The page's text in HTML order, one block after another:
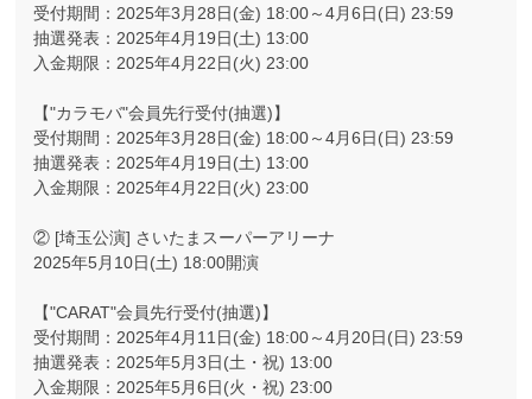
受付期間：2025年3月28日(金) 18:00～4月6日(日) 23:59
抽選発表：2025年4月19日(土) 13:00
入金期限：2025年4月22日(火) 23:00
【"カラモバ"会員先行受付(抽選)】
受付期間：2025年3月28日(金) 18:00～4月6日(日) 23:59
抽選発表：2025年4月19日(土) 13:00
入金期限：2025年4月22日(火) 23:00
② [埼玉公演] さいたまスーパーアリーナ
2025年5月10日(土) 18:00開演
【"CARAT"会員先行受付(抽選)】
受付期間：2025年4月11日(金) 18:00～4月20日(日) 23:59
抽選発表：2025年5月3日(土・祝) 13:00
入金期限：2025年5月6日(火・祝) 23:00